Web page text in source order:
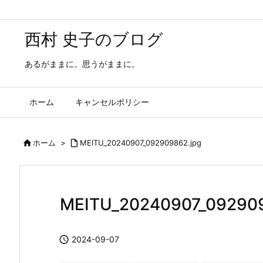
西村 史子のブログ
あるがままに。思うがままに。
ホーム キャンセルポリシー
ホーム >  MEITU_20240907_092909862.jpg
 2024-09-07